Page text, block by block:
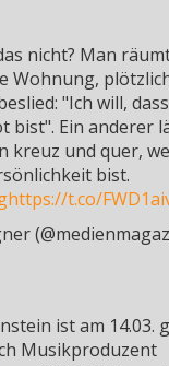
nicht? Man
Wohnung,
"Ich will,
bist". Ein anderer
kreuz und quer,
bist.
https://t.co/
ist am 14.03.
Musikproduzent